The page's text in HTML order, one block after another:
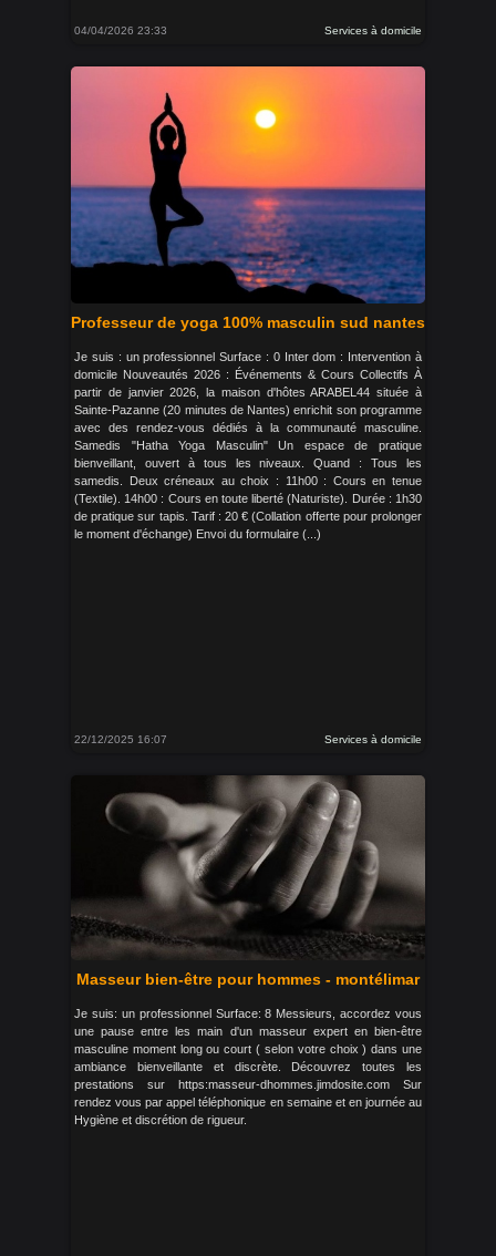
04/04/2026 23:33 Services à domicile
Professeur de yoga 100% masculin sud nantes
Je suis : un professionnel Surface : 0 Inter dom : Intervention à
domicile Nouveautés 2026 : Événements & Cours Collectifs À
partir de janvier 2026, la maison d'hôtes ARABEL44 située à
Sainte-Pazanne (20 minutes de Nantes) enrichit son programme
avec des rendez-vous dédiés à la communauté masculine.
Samedis "Hatha Yoga Masculin" Un espace de pratique
bienveillant, ouvert à tous les niveaux. Quand : Tous les
samedis. Deux créneaux au choix : 11h00 : Cours en tenue
(Textile). 14h00 : Cours en toute liberté (Naturiste). Durée : 1h30
de pratique sur tapis. Tarif : 20 € (Collation offerte pour prolonger
le moment d'échange) Envoi du formulaire (...)
22/12/2025 16:07 Services à domicile
Masseur bien-être pour hommes - montélimar
Je suis: un professionnel Surface: 8 Messieurs, accordez vous
une pause entre les main d'un masseur expert en bien-être
masculine moment long ou court ( selon votre choix ) dans une
ambiance bienveillante et discrète. Découvrez toutes les
prestations sur https:masseur-dhommes.jimdosite.com Sur
rendez vous par appel téléphonique en semaine et en journée au
Hygiène et discrétion de rigueur.